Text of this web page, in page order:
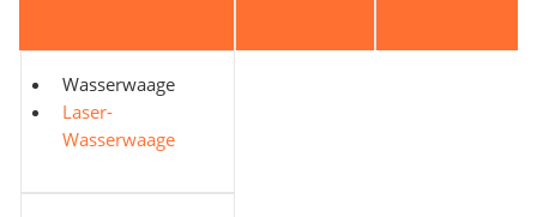
Wasserwaage
Laser-
Wasserwaage